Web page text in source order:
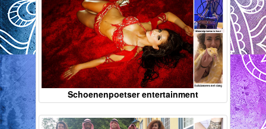
Schoenenpoetser entertainment